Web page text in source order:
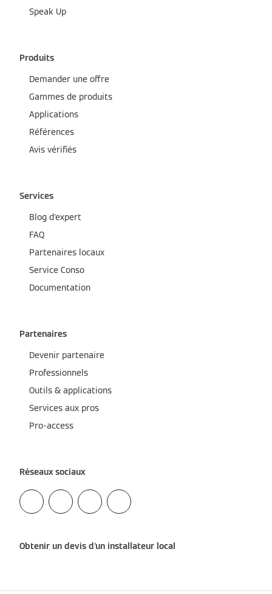
Speak Up
Produits
Demander une offre
Gammes de produits
Applications
Références
Avis vérifiés
Services
Blog d'expert
FAQ
Partenaires locaux
Service Conso
Documentation
Partenaires
Devenir partenaire
Professionnels
Outils & applications
Services aux pros
Pro-access
Réseaux sociaux
Obtenir un devis d'un installateur local